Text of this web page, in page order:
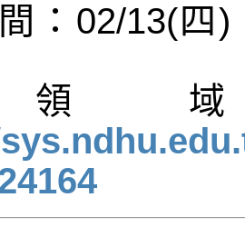
：02/13(四)
領